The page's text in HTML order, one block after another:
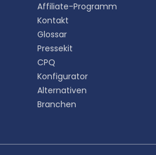
Affiliate-Programm
Kontakt
Glossar
Pressekit
CPQ
Konfigurator
Alternativen
Branchen